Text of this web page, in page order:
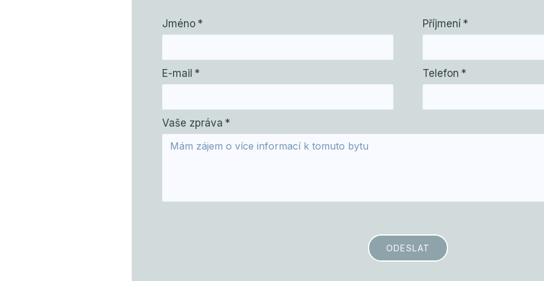
Jméno * Příjmení *
E-mail * Telefon *
Vaše zpráva *
ODESLAT